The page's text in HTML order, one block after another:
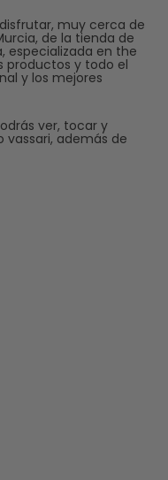
muy cerca de
de la tienda de
especializada en the
productos y todo el
y los mejores
ver, tocar y
vassari, además de